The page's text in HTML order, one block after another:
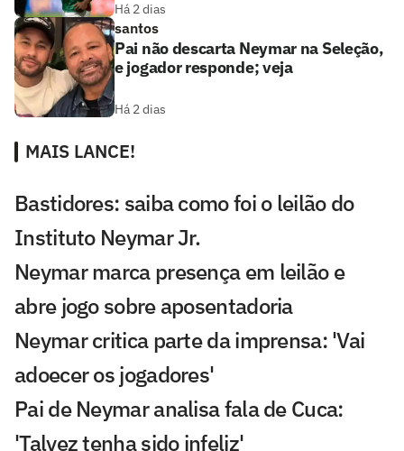
Há 2 dias
santos
Pai não descarta Neymar na Seleção,
e jogador responde; veja
Há 2 dias
MAIS LANCE!
Bastidores: saiba como foi o leilão do
Instituto Neymar Jr.
Neymar marca presença em leilão e
abre jogo sobre aposentadoria
Neymar critica parte da imprensa: 'Vai
adoecer os jogadores'
Pai de Neymar analisa fala de Cuca:
'Talvez tenha sido infeliz'